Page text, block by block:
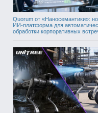
Quorum от «Наносемантики»:
ИИ-платформа для
обработки корпоративных